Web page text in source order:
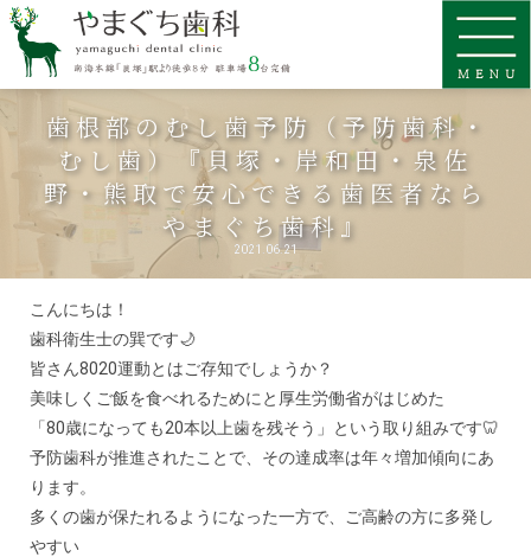
歯根部のむし歯予防（予防歯科・
むし歯）『貝塚・岸和田・泉佐
野・熊取で安心できる歯医者なら
やまぐち歯科』
2021.06.21
こんにちは！
歯科衛生士の巽です🌙
皆さん8020運動とはご存知でしょうか？
美味しくご飯を食べれるためにと厚生労働省がはじめた
「80歳になっても20本以上歯を残そう」という取り組みです🦷
予防歯科が推進されたことで、その達成率は年々増加傾向にあ
ります。
多くの歯が保たれるようになった一方で、ご高齢の方に多発し
やすい